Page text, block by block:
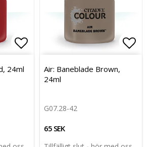
Lägg till i favoritlistan
24ml
Air: Baneblade Brown,
24ml
G07.28-42
65 SEK